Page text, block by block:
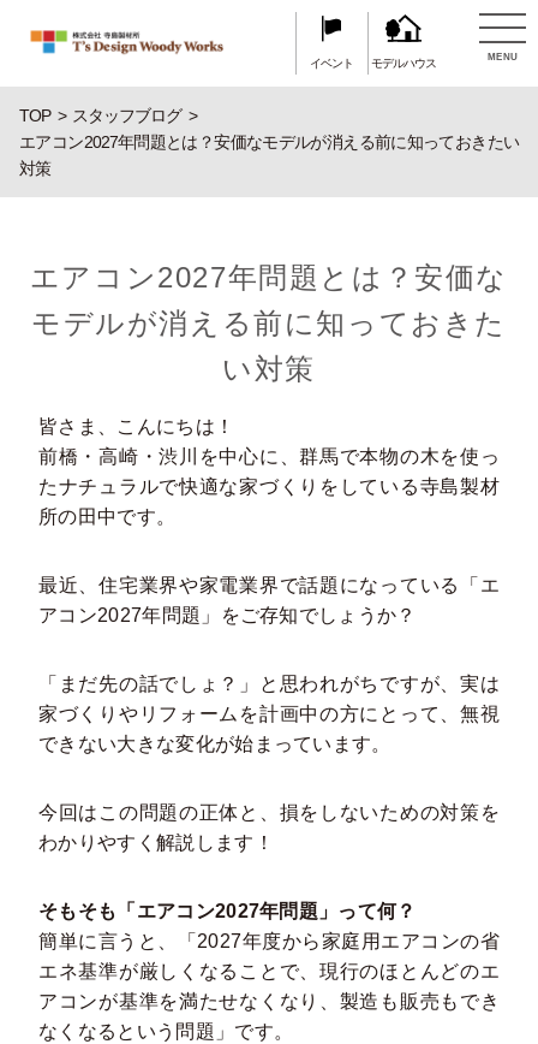
イベント モデルハウス MENU
TOP
スタッフブログ
エアコン2027年問題とは？安価なモデルが消える前に知っておきたい
対策
エアコン2027年問題とは？安価な
モデルが消える前に知っておきた
い対策
皆さま、こんにちは！
前橋・高崎・渋川を中心に、群馬で本物の木を使っ
たナチュラルで快適な家づくりをしている寺島製材
所の田中です。
最近、住宅業界や家電業界で話題になっている「エ
アコン2027年問題」をご存知でしょうか？
「まだ先の話でしょ？」と思われがちですが、実は
家づくりやリフォームを計画中の方にとって、無視
できない大きな変化が始まっています。
今回はこの問題の正体と、損をしないための対策を
わかりやすく解説します！
そもそも「エアコン2027年問題」って何？
簡単に言うと、「2027年度から家庭用エアコンの省
エネ基準が厳しくなることで、現行のほとんどのエ
アコンが基準を満たせなくなり、製造も販売もでき
なくなるという問題」です。